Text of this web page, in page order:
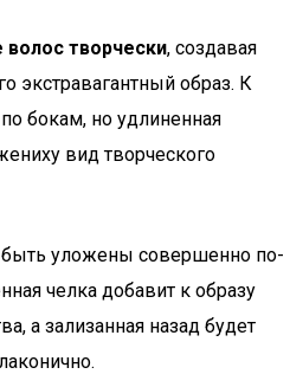
волос творчески, создавая
экстравагантный образ. К
бокам, но удлиненная
вид творческого
уложены совершенно по-
челка добавит к образу
а зализанная назад будет